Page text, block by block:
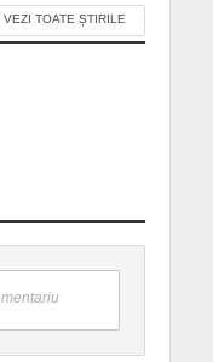
VEZI TOATE ȘTIRILE